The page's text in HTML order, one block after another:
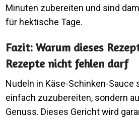
Minuten zubereiten und sind
für hektische Tage.
Fazit: Warum dieses
Rezepte nicht fehlen darf
Nudeln in Käse-Schinken-Sauce
einfach zuzubereiten, sondern
Genuss. Dieses Gericht wird